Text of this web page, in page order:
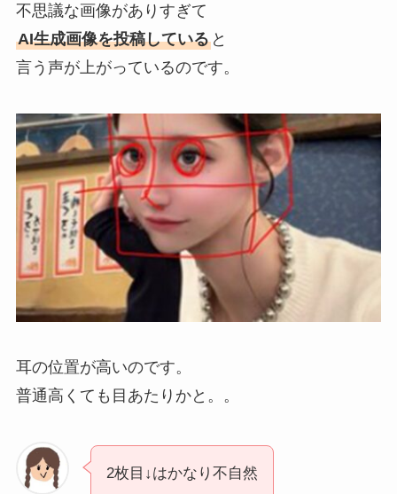
不思議な画像がありすぎて
AI生成画像を投稿していると
言う声が上がっているのです。
耳の位置が高いのです。
普通高くても目あたりかと。。
2枚目↓はかなり不自然